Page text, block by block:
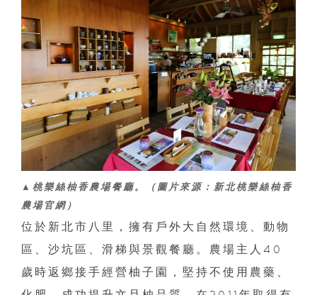
▲桃樂絲柚香農場餐廳。（圖片來源：新北桃樂絲柚香
農場官網）
位於新北市八里，擁有戶外大自然環境、動物
區、沙坑區、滑梯與景觀餐廳。農場主人40
歲時返鄉接手經營柚子園，堅持不使用農藥、